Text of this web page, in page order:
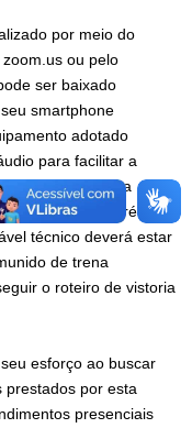
por meio do
zoom.us ou pelo
ser baixado
smartphone
adotado
para facilitar a
participar de uma
cadastro prévio
técnico deverá estar
de trena
o roteiro de vistoria
esforço ao buscar
prestados por esta
presenciais